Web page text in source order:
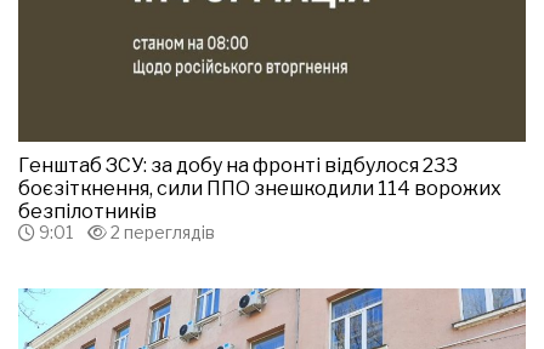
Генштаб ЗСУ: за добу на фронті відбулося 233
боєзіткнення, сили ППО знешкодили 114 ворожих
безпілотників
9:01 2 переглядів